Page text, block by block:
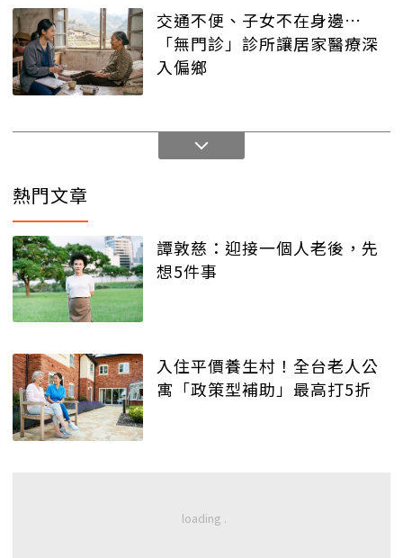
交通不便、子女不在身邊…
「無門診」診所讓居家醫療深
入偏鄉
熱門文章
譚敦慈：迎接一個人老後，先
想5件事
入住平價養生村！全台老人公
寓「政策型補助」最高打5折